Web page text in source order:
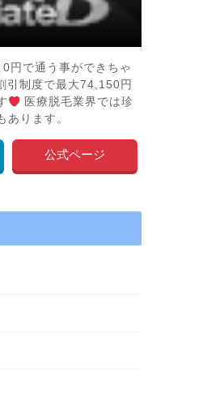
円で通う事ができちゃ
引制度で最大74,150円
医療脱毛業界では珍
あります。
公式ページ